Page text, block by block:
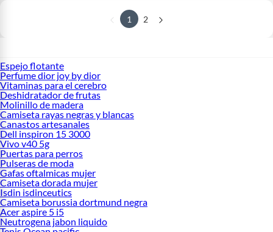
1 2
Espejo flotante
Perfume dior joy by dior
Vitaminas para el cerebro
Deshidratador de frutas
Molinillo de madera
Camiseta rayas negras y blancas
Canastos artesanales
Dell inspiron 15 3000
Vivo v40 5g
Puertas para perros
Pulseras de moda
Gafas oftalmicas mujer
Camiseta dorada mujer
Isdin isdinceutics
Camiseta borussia dortmund negra
Acer aspire 5 i5
Neutrogena jabon liquido